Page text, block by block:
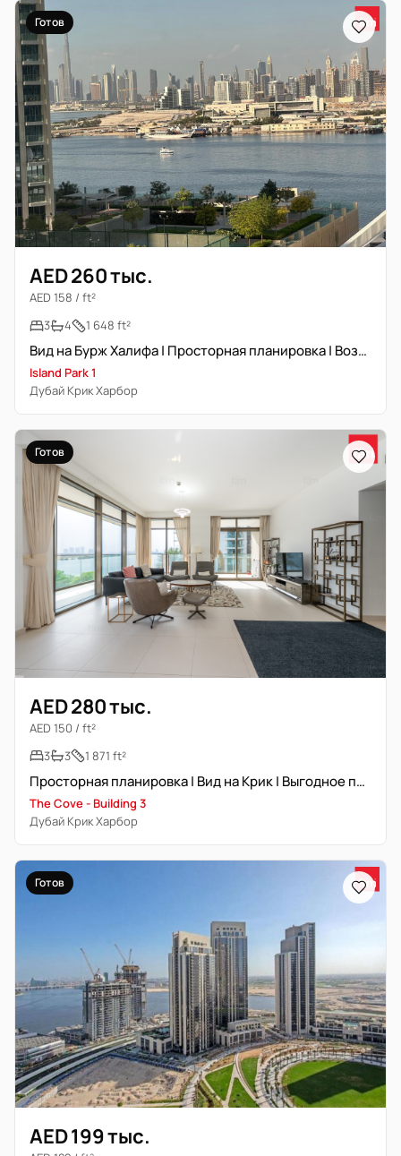
Готов
AED 260 тыс.
AED 158 / ft²
3
4 1 648 ft²
Вид на Бурж Халифа | Просторная планировка | Возможна меблировка
Island Park 1
Дубай Крик Харбор
Готов
AED 280 тыс.
AED 150 / ft²
3
3 1 871 ft²
Просторная планировка | Вид на Крик | Выгодное предложение
The Cove - Building 3
Дубай Крик Харбор
Готов
AED 199 тыс.